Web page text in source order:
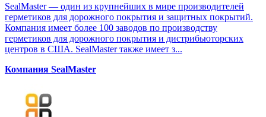
SealMaster — один из крупнейших в мире производителей
герметиков для дорожного покрытия и защитных покрытий.
Компания имеет более 100 заводов по производству
герметиков для дорожного покрытия и дистрибьюторских
центров в США. SealMaster также имеет з...
Компания SealMaster